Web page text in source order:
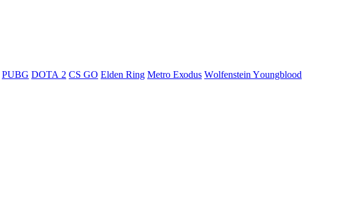
РUВG DОТА 2 СS GО Elden Ring Меtrо Ехоdus Wоlfеnstеin Yоungblооd